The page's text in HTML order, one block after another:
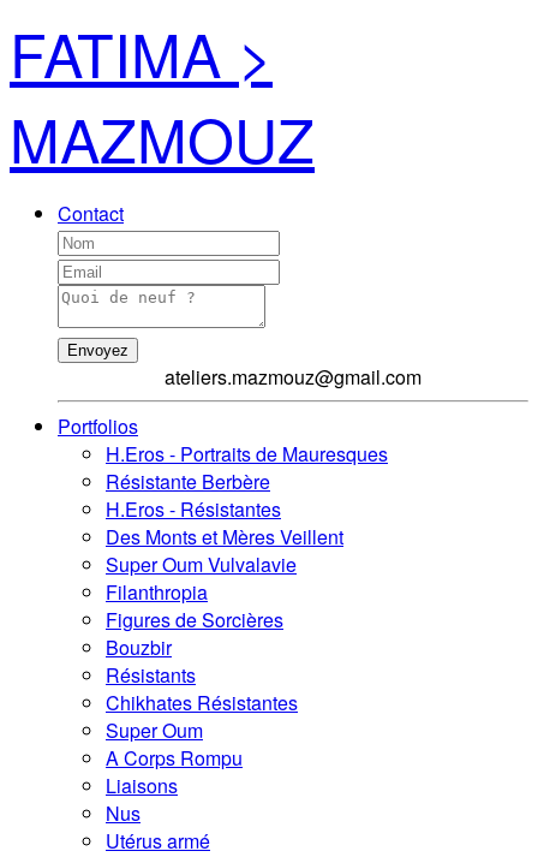
FATIMA >
MAZMOUZ
Contact
Envoyez
ateliers.mazmouz@gmail.com
Portfolios
H.Eros - Portraits de Mauresques
Résistante Berbère
H.Eros - Résistantes
Des Monts et Mères Veillent
Super Oum Vulvalavie
Filanthropia
Figures de Sorcières
Bouzbir
Résistants
Chikhates Résistantes
Super Oum
A Corps Rompu
Liaisons
Nus
Utérus armé